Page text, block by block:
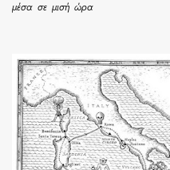
μέσα σε μισή ώρα